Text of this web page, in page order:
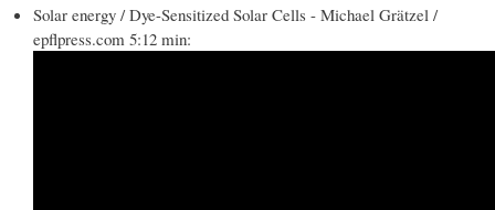
Solar energy / Dye-Sensitized Solar Cells - Michael Grätzel /
epflpress.com 5:12 min: